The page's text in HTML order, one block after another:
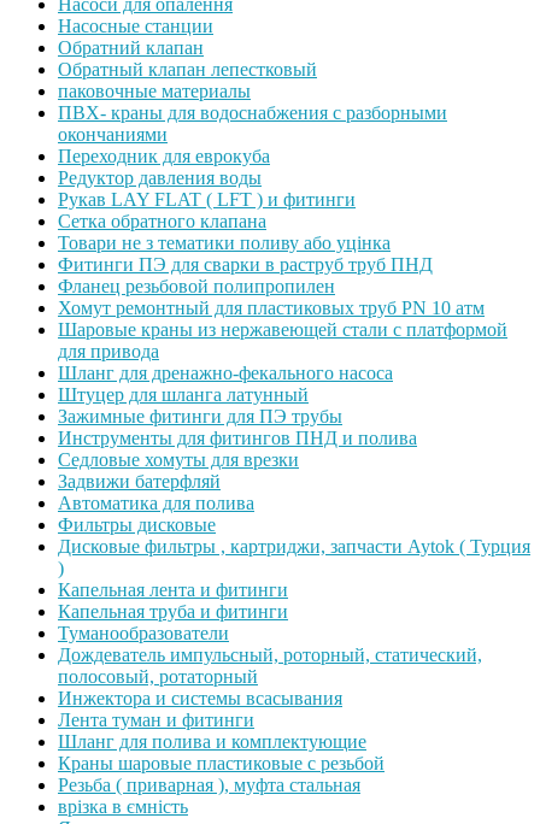
Насоси для опалення
Насосные станции
Обратний клапан
Обратный клапан лепестковый
паковочные материалы
ПВХ- краны для водоснабжения с разборными
окончаниями
Переходник для еврокуба
Редуктор давления воды
Рукав LAY FLAT ( LFT ) и фитинги
Сетка обратного клапана
Товари не з тематики поливу або уцінка
Фитинги ПЭ для сварки в раструб труб ПНД
Фланец резьбовой полипропилен
Хомут ремонтный для пластиковых труб PN 10 атм
Шаровые краны из нержавеющей стали с платформой
для привода
Шланг для дренажно-фекального насоса
Штуцер для шланга латунный
Зажимные фитинги для ПЭ трубы
Инструменты для фитингов ПНД и полива
Седловые хомуты для врезки
Задвижи батерфляй
Автоматика для полива
Фильтры дисковые
Дисковые фильтры , картриджи, запчасти Aytok ( Турция
)
Капельная лента и фитинги
Капельная труба и фитинги
Туманообразователи
Дождеватель импульсный, роторный, статический,
полосовый, ротаторный
Инжектора и системы всасывания
Лента туман и фитинги
Шланг для полива и комплектующие
Краны шаровые пластиковые с резьбой
Резьба ( приварная ), муфта стальная
врізка в ємність